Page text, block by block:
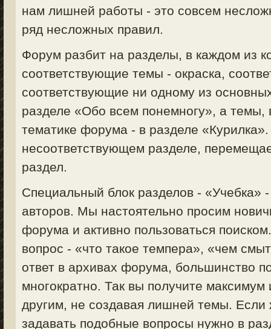
нам лишней работы - это совсем
ряд несложных правил.
Форум разбит на разделы, в каждом из
соответствующие темы - окраска,
соответствующие ни одному из
разделе «Обо всем понемногу», а
тематике форума - в разделе
несоответствующем разделе,
раздел.
Специальный блок разделов -
авторов. Мы настоятельно просим
форума и активно пользоваться
вопрос - «что такое темпера», «чем
ответ в архивах форума, большинство
многократно. Так вы получите
другим, не создавая лишней темы. Если
задавать подобные вопросы нужно в